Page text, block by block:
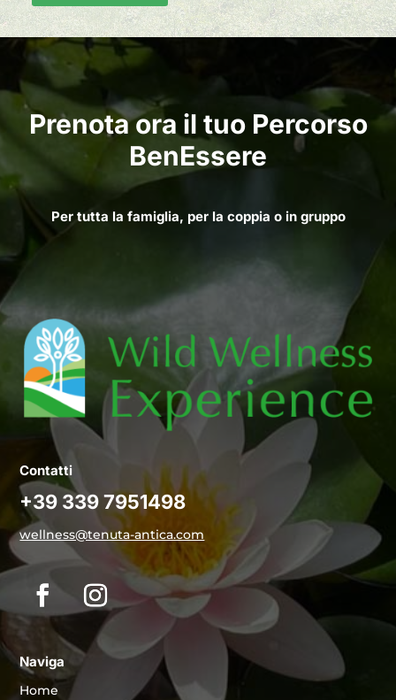
Prenota ora il tuo Percorso
BenEssere
Per tutta la famiglia, per la coppia o in gruppo
Contatti
+39 339 7951498
wellness@tenuta-antica.com
Naviga
Home